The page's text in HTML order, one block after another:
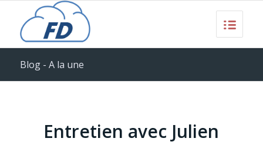
Blog - A la une
Entretien avec Julien